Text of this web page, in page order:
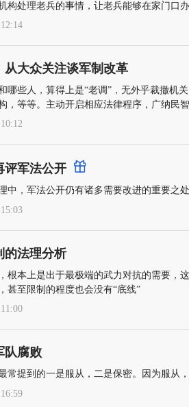
构处理老兵的事情，让老兵能够在家门口
从大众关注谈军制改革
哪些人，算得上是“老调”，无外乎裁撤机
，等等。主动开启相应法律程序，广纳民
评军法公开
中，军法公开仍有诸多需要改进的重要之处
的法理分析
根本上是出于最极端的武力对抗的需要，
甚至限制的程度也会没有“底线”
队腐败
常提到的一是服从，二是保密。因为服从